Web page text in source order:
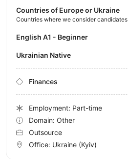
Countries of Europe or Ukraine
Countries where we consider candidates
English A1 - Beginner
Ukrainian Native
Finances
Employment: Part-time
Domain: Other
Outsource
Office: Ukraine (Kyiv)